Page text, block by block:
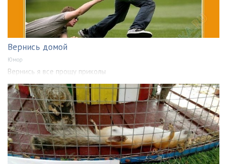
Вернись домой
Юмор
Вернись я все прощу приколы